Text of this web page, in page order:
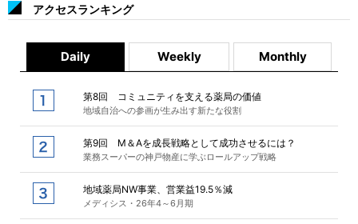
アクセスランキング
Daily Weekly Monthly
第8回 コミュニティを支える薬局の価値
地域自治への参画が生み出す新たな役割
第9回 M＆Aを成長戦略として成功させるには？
業務スーパーの神戸物産に学ぶロールアップ戦略
地域薬局NW事業、営業益19.5％減
メディシス・26年4～6月期